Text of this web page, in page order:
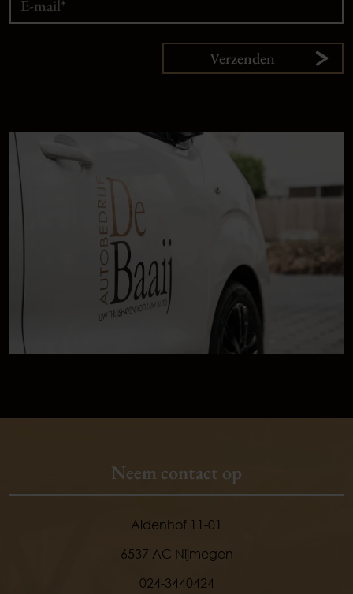
Verzenden
Neem contact op
Aldenhof 11-01
6537 AC Nijmegen
024-3440424
9,1